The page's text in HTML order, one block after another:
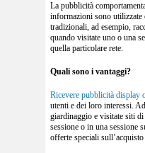
La pubblicità
informazioni sono utilizzate
tradizionali, ad esempio,
quando visitate uno o una
quella particolare rete.
Quali sono i vantaggi?
Ricevere pubblicità display
utenti e dei loro interessi.
giardinaggio e visitate siti
sessione o in una sessione
offerte speciali sull’acquisto